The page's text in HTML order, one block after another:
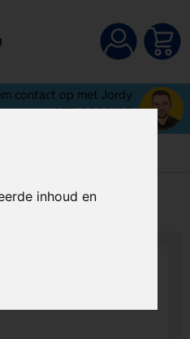
inhoud en
contact op met Jordy
072-3030100
BTW)